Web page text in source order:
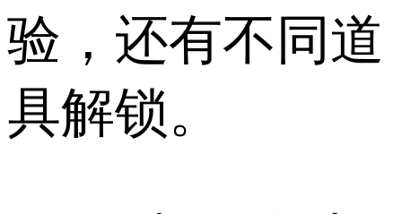
验，还有不同道
具解锁。